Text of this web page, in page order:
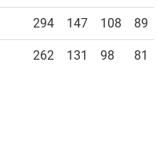
294 147 108 89
262 131 98 81